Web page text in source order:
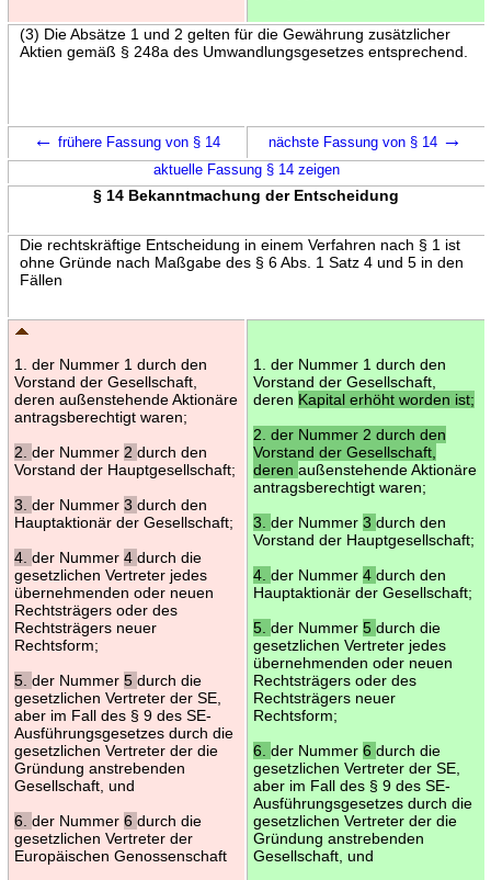
(3) Die Absätze 1 und 2 gelten für die Gewährung zusätzlicher
Aktien gemäß § 248a des Umwandlungsgesetzes entsprechend.
← frühere Fassung von § 14 nächste Fassung von § 14 →
aktuelle Fassung § 14 zeigen
§ 14 Bekanntmachung der Entscheidung
Die rechtskräftige Entscheidung in einem Verfahren nach § 1 ist
ohne Gründe nach Maßgabe des § 6 Abs. 1 Satz 4 und 5 in den
Fällen
1. der Nummer 1 durch den
Vorstand der Gesellschaft,
deren außenstehende Aktionäre
antragsberechtigt waren;
2. der Nummer 2 durch den
Vorstand der Hauptgesellschaft;
3. der Nummer 3 durch den
Hauptaktionär der Gesellschaft;
4. der Nummer 4 durch die
gesetzlichen Vertreter jedes
übernehmenden oder neuen
Rechtsträgers oder des
Rechtsträgers neuer
Rechtsform;
5. der Nummer 5 durch die
gesetzlichen Vertreter der SE,
aber im Fall des § 9 des SE-
Ausführungsgesetzes durch die
gesetzlichen Vertreter der die
Gründung anstrebenden
Gesellschaft, und
6. der Nummer 6 durch die
gesetzlichen Vertreter der
Europäischen Genossenschaft
1. der Nummer 1 durch den
Vorstand der Gesellschaft,
deren Kapital erhöht worden ist;
2. der Nummer 2 durch den
Vorstand der Gesellschaft,
deren außenstehende Aktionäre
antragsberechtigt waren;
3. der Nummer 3 durch den
Vorstand der Hauptgesellschaft;
4. der Nummer 4 durch den
Hauptaktionär der Gesellschaft;
5. der Nummer 5 durch die
gesetzlichen Vertreter jedes
übernehmenden oder neuen
Rechtsträgers oder des
Rechtsträgers neuer
Rechtsform;
6. der Nummer 6 durch die
gesetzlichen Vertreter der SE,
aber im Fall des § 9 des SE-
Ausführungsgesetzes durch die
gesetzlichen Vertreter der die
Gründung anstrebenden
Gesellschaft, und